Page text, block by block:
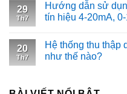
29
Th7
Hướng dẫn sử
tín hiệu 4-20mA,
20
Th7
Hệ thống thu thập
như thế nào?